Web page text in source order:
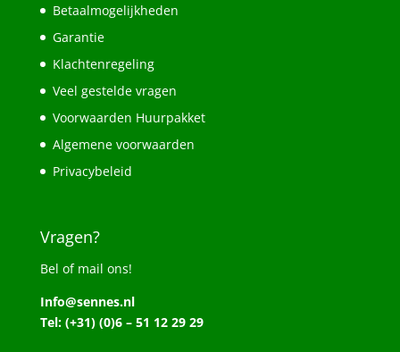
Betaalmogelijkheden
Garantie
Klachtenregeling
Veel gestelde vragen
Voorwaarden Huurpakket
Algemene voorwaarden
Privacybeleid
Vragen?
Bel of mail ons!
Info@sennes.nl
Tel: (+31) (0)6 – 51 12 29 29